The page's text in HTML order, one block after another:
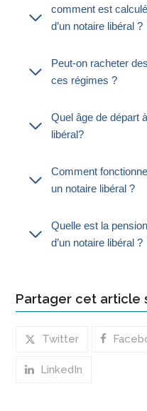
comment est
d’un notaire libéral ?
Peut-on racheter
ces régimes ?
Quel âge de départ
libéral?
Comment
un notaire libéral ?
Quelle est la
d’un notaire libéral ?
Partager cet article
Twitter
LinkedIn